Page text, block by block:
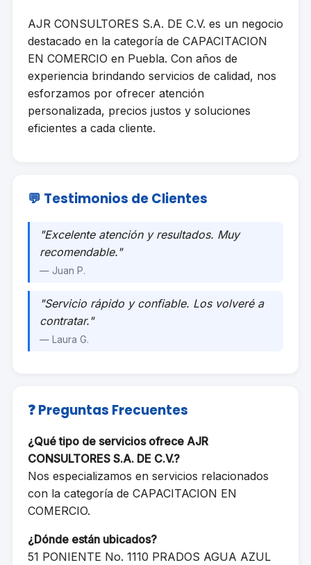
AJR CONSULTORES S.A. DE C.V. es un negocio
destacado en la categoría de CAPACITACION
EN COMERCIO en Puebla. Con años de
experiencia brindando servicios de calidad, nos
esforzamos por ofrecer atención
personalizada, precios justos y soluciones
eficientes a cada cliente.
💬 Testimonios de Clientes
"Excelente atención y resultados. Muy
recomendable."
— Juan P.
"Servicio rápido y confiable. Los volveré a
contratar."
— Laura G.
❓ Preguntas Frecuentes
¿Qué tipo de servicios ofrece AJR
CONSULTORES S.A. DE C.V.?
Nos especializamos en servicios relacionados
con la categoría de CAPACITACION EN
COMERCIO.
¿Dónde están ubicados?
51 PONIENTE No. 1110 PRADOS AGUA AZUL